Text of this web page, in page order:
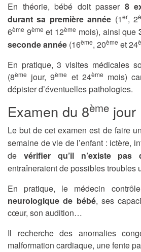
En théorie, bébé doit passer8
durant sa première année (1er, 2
6ème 9ème et 12ème mois), ainsi que
seconde année (16ème, 20ème et 24
En pratique, 3 visites médicales
(8ème jour, 9ème et 24ème mois)
dépister d’éventuelles pathologies.
Examen du 8ème jour
Le but de cet examen est de faire
semaine de vie de l’enfant : ictère,
de vérifier qu’il n’existe pas
entraîneraient de possibles troubles
En pratique, le médecin contrôle
neurologique de bébé, ses
cœur, son audition…
Il recherche des anomalies
malformation cardiaque, une fente